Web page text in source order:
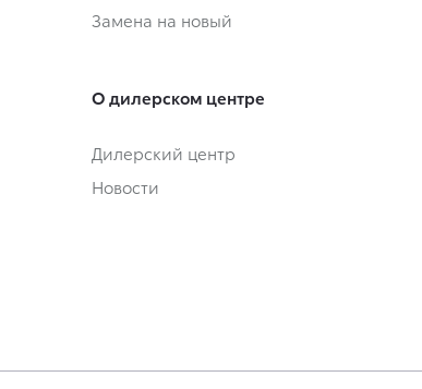
Замена на новый
О дилерском центре
Дилерский центр
Новости